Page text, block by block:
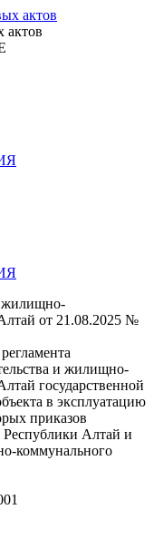
актов
жилищно-
от 21.08.2025 №
и жилищно-
государственной
в эксплуатацию
приказов
Республики Алтай и
коммунального